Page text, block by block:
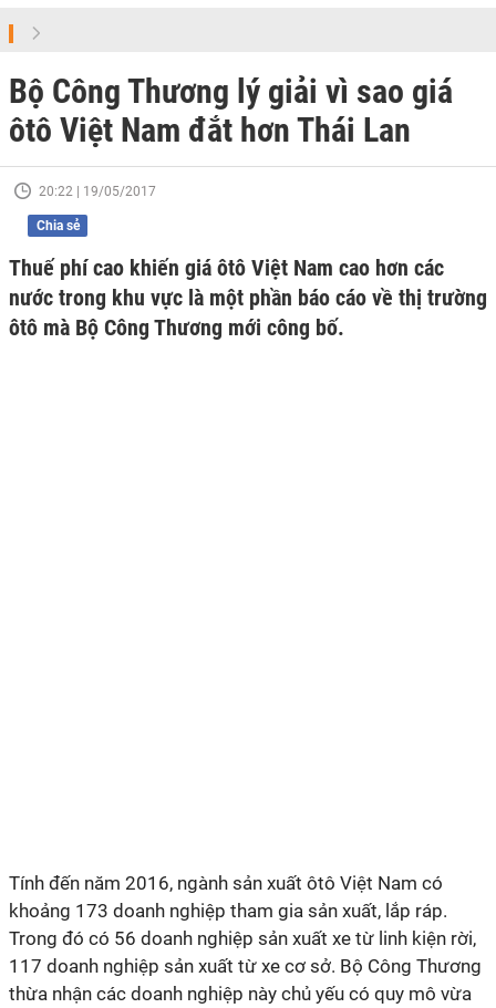
Bộ Công Thương lý giải vì sao giá
ôtô Việt Nam đắt hơn Thái Lan
20:22 | 19/05/2017
Chia sẻ
Thuế phí cao khiến giá ôtô Việt Nam cao hơn các
nước trong khu vực là một phần báo cáo về thị trường
ôtô mà Bộ Công Thương mới công bố.
Tính đến năm 2016, ngành sản xuất ôtô Việt Nam có
khoảng 173 doanh nghiệp tham gia sản xuất, lắp ráp.
Trong đó có 56 doanh nghiệp sản xuất xe từ linh kiện rời,
117 doanh nghiệp sản xuất từ xe cơ sở. Bộ Công Thương
thừa nhận các doanh nghiệp này chủ yếu có quy mô vừa